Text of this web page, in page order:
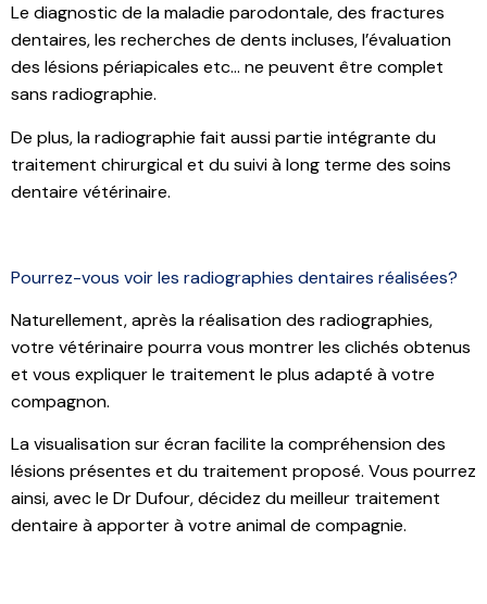
Le diagnostic de la maladie parodontale, des fractures
dentaires, les recherches de dents incluses, l’évaluation
des lésions périapicales etc… ne peuvent être complet
sans radiographie.
De plus, la radiographie fait aussi partie intégrante du
traitement chirurgical et du suivi à long terme des soins
dentaire vétérinaire.
Pourrez-vous voir les radiographies dentaires réalisées?
Naturellement, après la réalisation des radiographies,
votre vétérinaire pourra vous montrer les clichés obtenus
et vous expliquer le traitement le plus adapté à votre
compagnon.
La visualisation sur écran facilite la compréhension des
lésions présentes et du traitement proposé. Vous pourrez
ainsi, avec le Dr Dufour, décidez du meilleur traitement
dentaire à apporter à votre animal de compagnie.